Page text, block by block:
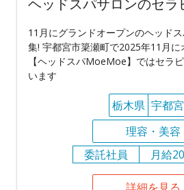
ヘッドスパサロンのセラ
11月にグランドオープンのヘッド
集! 宇都宮市簗瀬町で2025年11月
【ヘッドスパMoeMoe】ではセラ
います
栃木県 宇都
理容・美容
委託社員
月給